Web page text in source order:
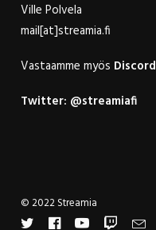
Ville Polvela
mail[at]streamia.fi
Vastaamme myös Discord
Twitter: @streamiafi
© 2022 Streamia